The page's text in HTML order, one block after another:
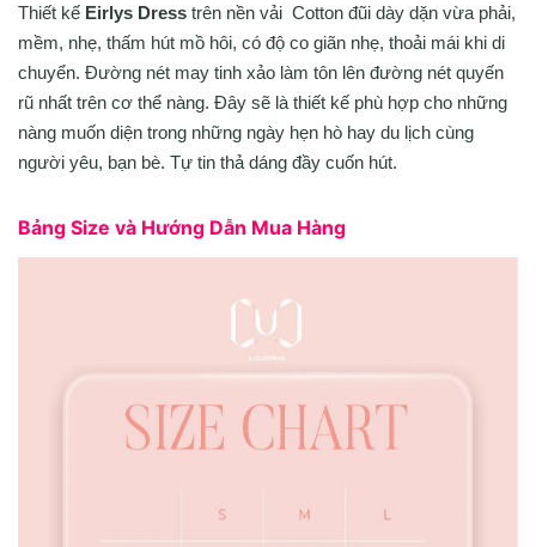
Thiết kế Eirlys Dress trên nền vải Cotton đũi dày dặn vừa phải,
mềm, nhẹ, thấm hút mồ hôi, có độ co giãn nhẹ, thoải mái khi di
chuyển. Đường nét may tinh xảo làm tôn lên đường nét quyến
rũ nhất trên cơ thể nàng. Đây sẽ là thiết kế phù hợp cho những
nàng muốn diện trong những ngày hẹn hò hay du lịch cùng
người yêu, bạn bè. Tự tin thả dáng đầy cuốn hút.
Bảng Size và Hướng Dẫn Mua Hàng